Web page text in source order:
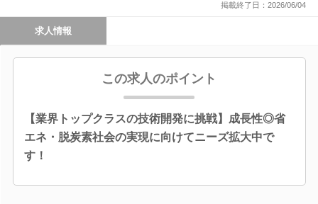
掲載終了日：2026/06/04
求人情報
この求人のポイント
【業界トップクラスの技術開発に挑戦】成長性◎省
エネ・脱炭素社会の実現に向けてニーズ拡大中で
す！